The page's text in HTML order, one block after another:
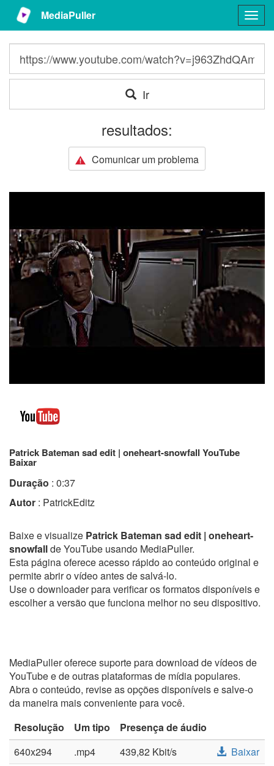
MediaPuller
Ir
resultados:
Comunicar um problema
Patrick Bateman sad edit | oneheart-snowfall YouTube
Baixar
Duração : 0:37
Autor : PatrickEditz
Baixe e visualize Patrick Bateman sad edit | oneheart-
snowfallde YouTube usando MediaPuller.
Esta página oferece acesso rápido ao conteúdo original e
permite abrir o vídeo antes de salvá-lo.
Use o downloader para verificar os formatos disponíveis e
escolher a versão que funciona melhor no seu dispositivo.
MediaPuller oferece suporte para download de vídeos de
YouTube e de outras plataformas de mídia populares.
Abra o conteúdo, revise as opções disponíveis e salve-o
da maneira mais conveniente para você.
Resolução
Um tipo
Presença de áudio
640x294
.mp4 439,82 Kbit/s
Baixar